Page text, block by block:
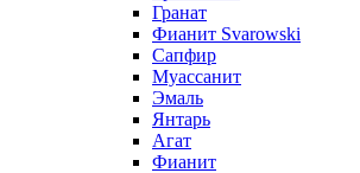
Гранат
Фианит Svarowski
Сапфир
Муассанит
Эмаль
Янтарь
Агат
Фианит